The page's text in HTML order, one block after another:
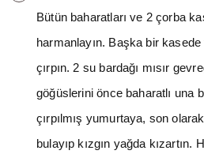
Bütün baharatları ve 2 çorba
harmanlayın. Başka bir
çırpın. 2 su bardağı mısır
göğüslerini önce baharatlı una
çırpılmış yumurtaya, son
bulayıp kızgın yağda kızartın.